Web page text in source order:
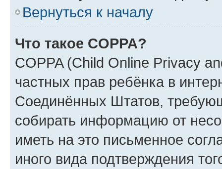
Вернуться к началу
Что такое COPPA?
COPPA (Child Online Privacy
частных прав ребёнка в
Соединённых Штатов,
собирать информацию от
иметь на это письменное
иного вида подтверждения